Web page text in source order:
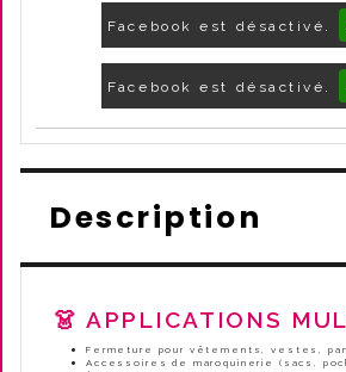
Facebook est désactivé.
Facebook est désactivé.
Description
👗 APPLICATIONS
Fermeture pour vêtements, vestes,
Accessoires de maroquinerie (sacs,